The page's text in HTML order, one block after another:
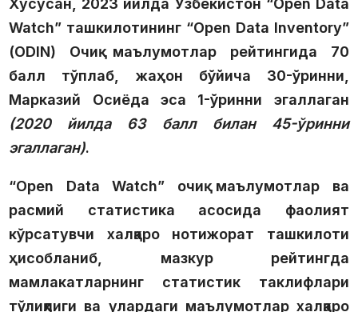
Watch” ташкилотининг “Open Data Inventory”
(ODIN) Очиқ маълумотлар рейтингида 70
балл тўплаб, жаҳон бўйича 30-ўринни,
Марказий Осиёда эса 1-ўринни эгаллаган
(2020 йилда 63 балл билан 45-ўринни
эгаллаган).
“Open Data Watch” очиқ маълумотлар ва
расмий статистика асосида фаолият
кўрсатувчи халқаро нотижорат ташкилоти
ҳисобланиб, мазкур рейтингда
мамлакатларнинг статистик таклифлари
тўлиқлиги ва улардаги маълумотлар халқаро